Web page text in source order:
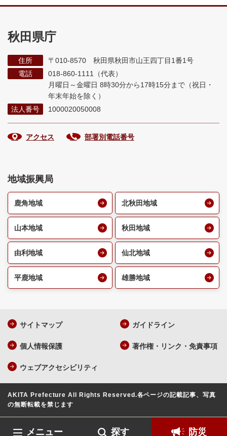
メニュー 探す 防災
秋田県庁
住所
〒010-8570 秋田県秋田市山王四丁目1番1号
電話
018-860-1111（代表）
月曜日～金曜日 8時30分から17時15分まで （祝日・
年末年始を除く）
法人番号
1000020050008
アクセス 部署別電話番号
地域振興局
鹿角地域 北秋田地域
山本地域 秋田地域
由利地域 仙北地域
平鹿地域 雄勝地域
サイトマップ ガイドライン
個人情報保護 著作権・リンク・免責事項
ウェブアクセシビリティ
AKITA Prefecture All Rights Reserved.各ページの記載記事、写真
の無断転載を禁じます